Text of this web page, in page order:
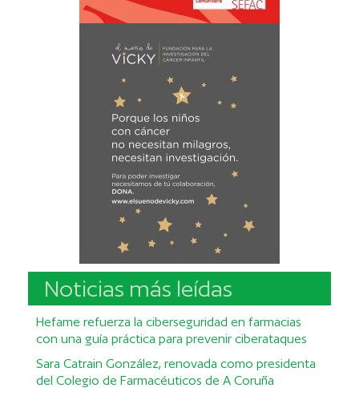
Noticias más leídas
Hefame refuerza la ciberseguridad en farmacias
con una guía práctica para prevenir ciberataques
Sara Catrain González, renovada como presidenta
del Colegio de Farmacéuticos de A Coruña